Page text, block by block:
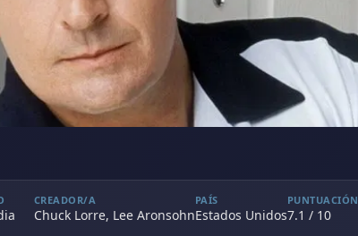
CREADOR/A
Chuck Lorre, Lee Aronsohn
PAÍS
Estados Unidos
PUNTUACIÓN
7.1 / 10